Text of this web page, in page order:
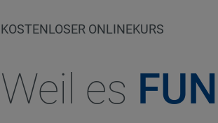
KOSTENLOSER ONLINEKURS
Weil es